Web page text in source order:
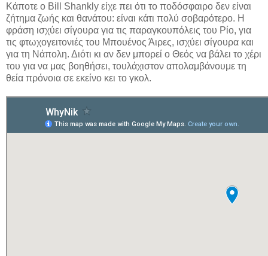
Κάποτε ο Bill Shankly είχε πει ότι το ποδόσφαιρο δεν είναι
ζήτημα ζωής και θανάτου: είναι κάτι πολύ σοβαρότερο. Η
φράση ισχύει σίγουρα για τις παραγκουπόλεις του Ρίο, για
τις φτωχογειτονιές του Μπουένος Άιρες, ισχύει σίγουρα και
για τη Νάπολη. Διότι κι αν δεν μπορεί ο Θεός να βάλει το χέρι
του για να μας βοηθήσει, τουλάχιστον απολαμβάνουμε τη
θεία πρόνοια σε εκείνο κει το γκολ.